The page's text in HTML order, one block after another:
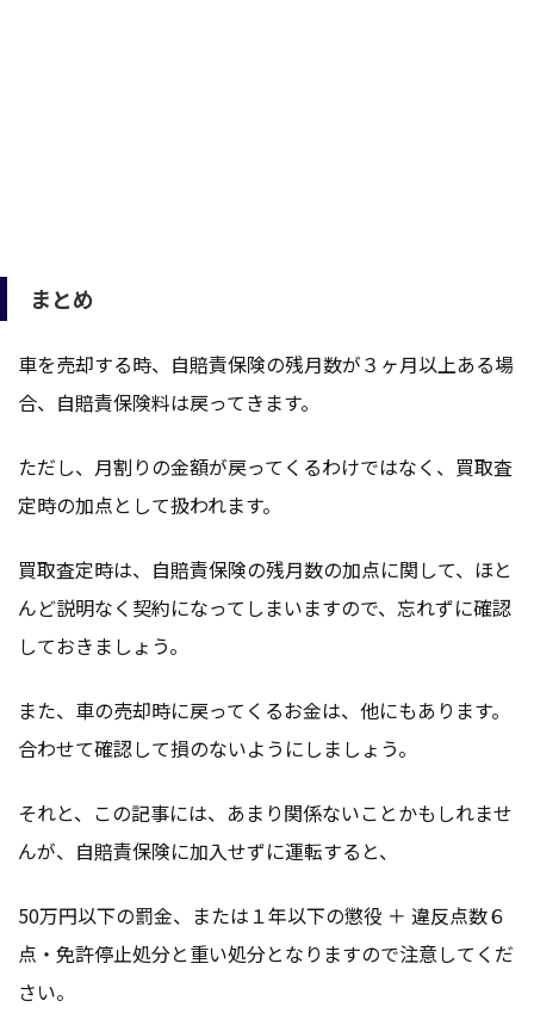
まとめ
車を売却する時、自賠責保険の残月数が３ヶ月以上ある場
合、自賠責保険料は戻ってきます。
ただし、月割りの金額が戻ってくるわけではなく、買取査
定時の加点として扱われます。
買取査定時は、自賠責保険の残月数の加点に関して、ほと
んど説明なく契約になってしまいますので、忘れずに確認
しておきましょう。
また、車の売却時に戻ってくるお金は、他にもあります。
合わせて確認して損のないようにしましょう。
それと、この記事には、あまり関係ないことかもしれませ
んが、自賠責保険に加入せずに運転すると、
50万円以下の罰金、または１年以下の懲役 ＋ 違反点数６
点・免許停止処分と重い処分となりますので注意してくだ
さい。